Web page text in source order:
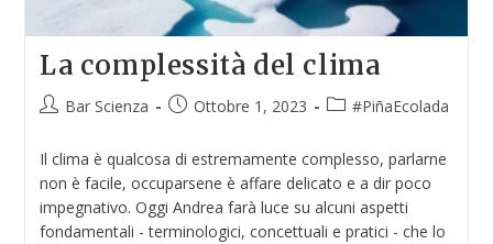
La complessità del clima
Bar Scienza Ottobre 1, 2023 #PiñaEcolada
Il clima è qualcosa di estremamente complesso, parlarne
non è facile, occuparsene è affare delicato e a dir poco
impegnativo. Oggi Andrea farà luce su alcuni aspetti
fondamentali - terminologici, concettuali e pratici - che lo